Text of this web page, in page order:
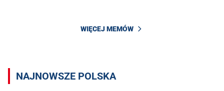
WIĘCEJ MEMÓW
NAJNOWSZE POLSKA